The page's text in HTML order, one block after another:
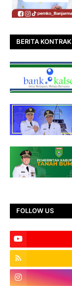
BERITA KONTRAK
FOLLOW US